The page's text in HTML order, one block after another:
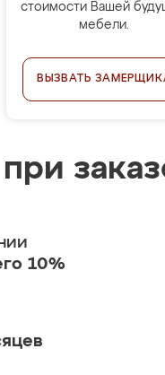
стоимости Вашей
мебели.
ВЫЗВАТЬ
10%